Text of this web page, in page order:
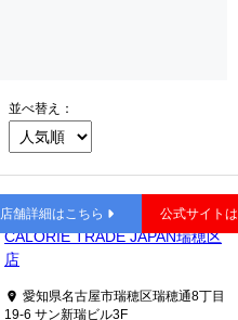
並べ替え：
新瑞橋
CALORIE TRADE JAPAN瑞穂区
店
愛知県名古屋市瑞穂区瑞穂通8丁目
19-6 サン新瑞ビル3F
店舗詳細はこちら 公式サイト